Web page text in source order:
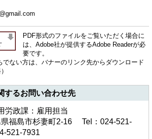
PDF形式のファイルをご覧いただく場合に
は、Adobe社が提供するAdobe Readerが必
要です。
でない方は、バナーのリンク先からダウンロード
するお問い合わせ先
労政課：雇用担当
県福島市杉妻町2-16 Tel：024-521-
521-7931